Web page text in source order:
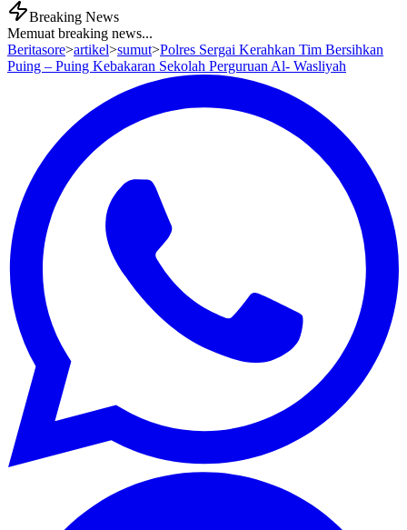
Breaking News
Memuat breaking news...
Beritasore>artikel>sumut>Polres Sergai Kerahkan Tim Bersihkan
Puing – Puing Kebakaran Sekolah Perguruan Al- Wasliyah